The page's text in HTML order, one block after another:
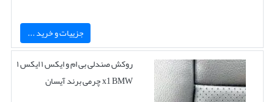
جزییات و خرید ...
روکش صندلی بی ام و ایکس ۱ ایکس ۱
x1 BMW چرمی برند آیسان